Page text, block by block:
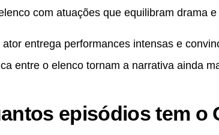
com atuações que equilibram drama e
ator entrega performances intensas e
entre o elenco tornam a narrativa ainda
episódios tem o